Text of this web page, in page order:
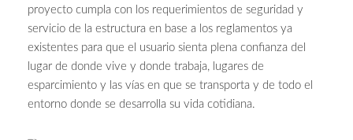
proyecto cumpla con los requerimientos de seguridad y
servicio de la estructura en base a los reglamentos ya
existentes para que el usuario sienta plena confianza del
lugar de donde vive y donde trabaja, lugares de
esparcimiento y las vías en que se transporta y de todo el
entorno donde se desarrolla su vida cotidiana.